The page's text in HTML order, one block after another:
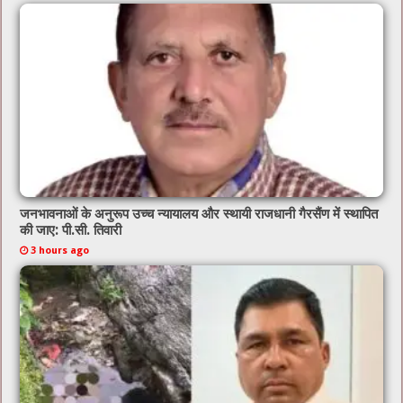
जनभावनाओं के अनुरूप उच्च न्यायालय और स्थायी राजधानी गैरसैंण में स्थापित
की जाए: पी.सी. तिवारी
3 hours ago